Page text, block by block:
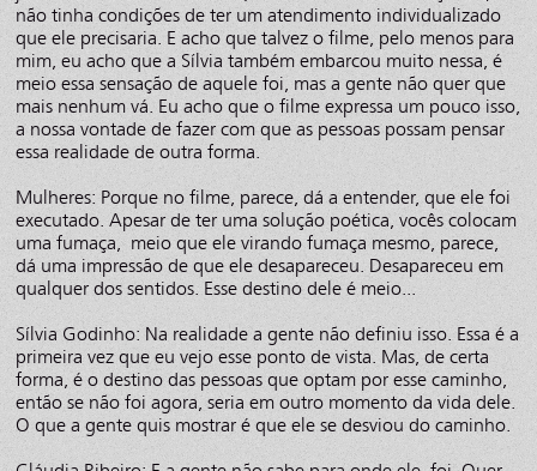
não tinha condições de ter um atendimento individualizado
que ele precisaria. E acho que talvez o filme, pelo menos para
mim, eu acho que a Sílvia também embarcou muito nessa, é
meio essa sensação de aquele foi, mas a gente não quer que
mais nenhum vá. Eu acho que o filme expressa um pouco isso,
a nossa vontade de fazer com que as pessoas possam pensar
essa realidade de outra forma.
Mulheres: Porque no filme, parece, dá a entender, que ele foi
executado. Apesar de ter uma solução poética, vocês colocam
uma fumaça, meio que ele virando fumaça mesmo, parece,
dá uma impressão de que ele desapareceu. Desapareceu em
qualquer dos sentidos. Esse destino dele é meio...
Sílvia Godinho: Na realidade a gente não definiu isso. Essa é a
primeira vez que eu vejo esse ponto de vista. Mas, de certa
forma, é o destino das pessoas que optam por esse caminho,
então se não foi agora, seria em outro momento da vida dele.
O que a gente quis mostrar é que ele se desviou do caminho.